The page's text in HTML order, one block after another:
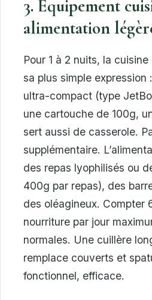
3. Équipement
alimentation
Pour 1 à 2 nuits, la
sa plus simple expression
ultra-compact (type
une cartouche de 100g,
sert aussi de casserole.
supplémentaire.
des repas lyophilisés ou
400g par repas), des
des oléagineux. Compter
nourriture par jour
normales. Une cuillère
remplace couverts et
fonctionnel, efficace.